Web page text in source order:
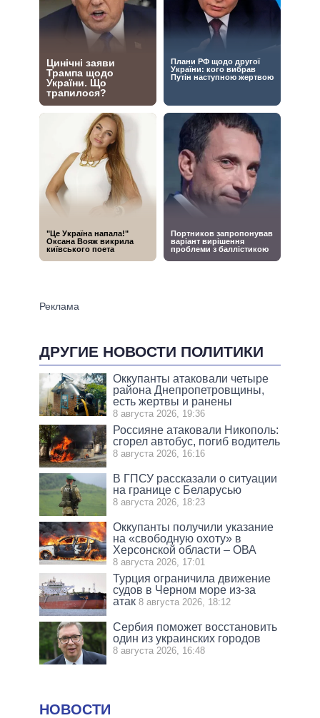
ДРУГИЕ НОВОСТИ ПОЛИТИКИ
Оккупанты атаковали четыре
района Днепропетровщины,
есть жертвы и ранены
8 августа 2026, 19:36
Россияне атаковали Никополь:
сгорел автобус, погиб водитель
8 августа 2026, 16:16
В ГПСУ рассказали о ситуации
на границе с Беларусью
8 августа 2026, 18:23
Оккупанты получили указание
на «свободную охоту» в
Херсонской области – ОВА
8 августа 2026, 17:01
Турция ограничила движение
судов в Черном море из-за
атак 8 августа 2026, 18:12
Сербия поможет восстановить
один из украинских городов
8 августа 2026, 16:48
НОВОСТИ